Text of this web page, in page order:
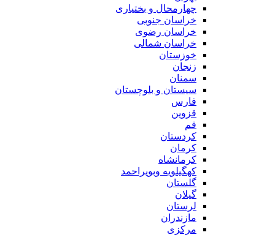
چهارمحال و بختیاری
خراسان جنوبی
خراسان رضوی
خراسان شمالی
خوزستان
زنجان
سمنان
سیستان و بلوچستان
فارس
قزوین
قم
کردستان
کرمان
کرمانشاه
کهگیلویه وبویراحمد
گلستان
گیلان
لرستان
مازندران
مرکزی